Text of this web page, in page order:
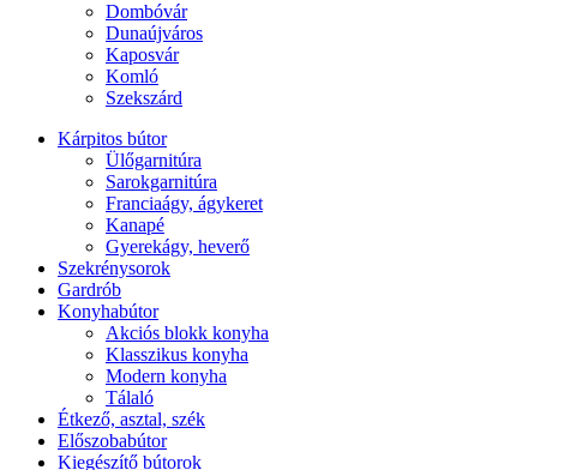
Dombóvár
Dunaújváros
Kaposvár
Komló
Szekszárd
Kárpitos bútor
Ülőgarnitúra
Sarokgarnitúra
Franciaágy, ágykeret
Kanapé
Gyerekágy, heverő
Szekrénysorok
Gardrób
Konyhabútor
Akciós blokk konyha
Klasszikus konyha
Modern konyha
Tálaló
Étkező, asztal, szék
Előszobabútor
Kiegészítő bútorok